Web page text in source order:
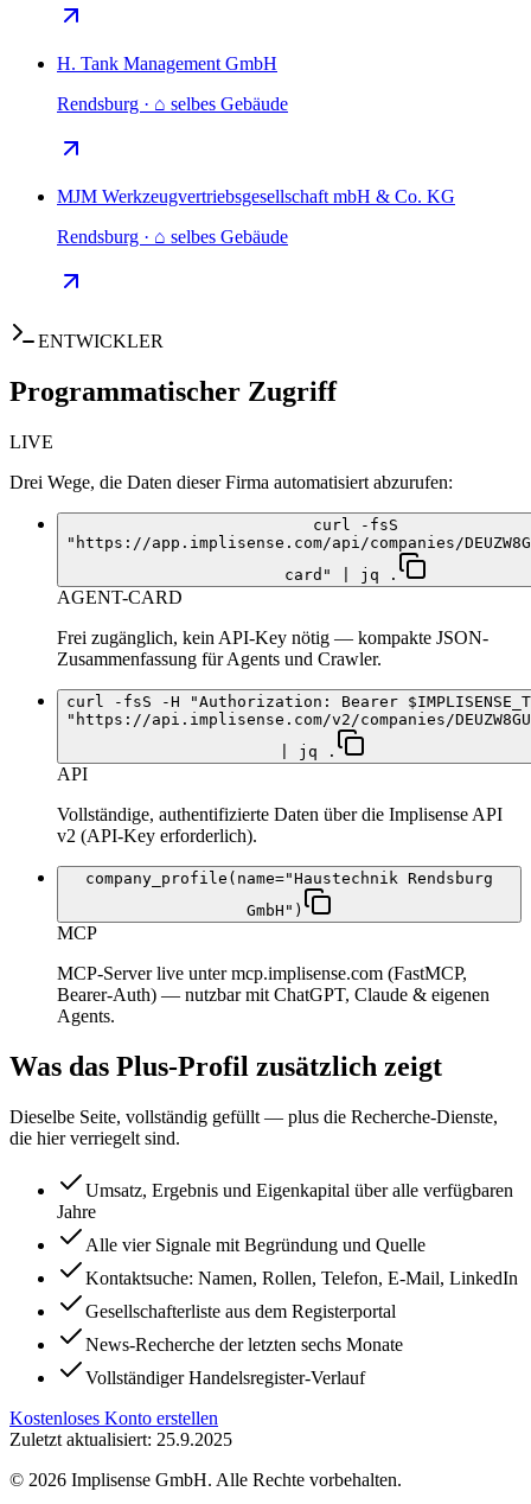
H. Tank Management GmbH
Rendsburg · ⌂ selbes Gebäude
MJM Werkzeugvertriebsgesellschaft mbH & Co. KG
Rendsburg · ⌂ selbes Gebäude
ENTWICKLER
Programmatischer Zugriff
LIVE
Drei Wege, die Daten dieser Firma automatisiert abzurufen:
curl -fsS
"https://app.implisense.com/api/companies/
card" | jq .
AGENT-CARD
Frei zugänglich, kein API-Key nötig — kompakte JSON-
Zusammenfassung für Agents und Crawler.
curl -fsS -H "Authorization: Bearer
"https://api.implisense.com/v2/companies/
| jq .
API
Vollständige, authentifizierte Daten über die Implisense API
v2 (API-Key erforderlich).
company_profile(name="Haustechnik Rendsburg
GmbH")
MCP
MCP-Server live unter mcp.implisense.com (FastMCP,
Bearer-Auth) — nutzbar mit ChatGPT, Claude & eigenen
Agents.
Was das Plus-Profil zusätzlich zeigt
Dieselbe Seite, vollständig gefüllt — plus die Recherche-Dienste,
die hier verriegelt sind.
Umsatz, Ergebnis und Eigenkapital über alle verfügbaren
Jahre
Alle vier Signale mit Begründung und Quelle
Kontaktsuche: Namen, Rollen, Telefon, E-Mail, LinkedIn
Gesellschafterliste aus dem Registerportal
News-Recherche der letzten sechs Monate
Vollständiger Handelsregister-Verlauf
Kostenloses Konto erstellen
Zuletzt aktualisiert: 25.9.2025
© 2026 Implisense GmbH. Alle Rechte vorbehalten.